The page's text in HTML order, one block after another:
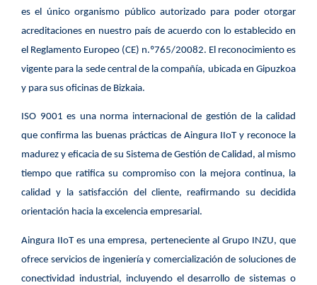
es el único organismo público autorizado para poder otorgar
acreditaciones en nuestro país de acuerdo con lo establecido en
el Reglamento Europeo (CE) n.º765/20082​. El reconocimiento es
vigente para la sede central de la compañía, ubicada en Gipuzkoa
y para sus oficinas de Bizkaia.
ISO 9001 es una norma internacional de gestión de la calidad
que confirma las buenas prácticas de Aingura IIoT y reconoce la
madurez y eficacia de su Sistema de Gestión de Calidad, al mismo
tiempo que ratifica su compromiso con la mejora continua, la
calidad y la satisfacción del cliente, reafirmando su decidida
orientación hacia la excelencia empresarial.
Aingura IIoT es una empresa, perteneciente al Grupo INZU, que
ofrece servicios de ingeniería y comercialización de soluciones de
conectividad industrial, incluyendo el desarrollo de sistemas o